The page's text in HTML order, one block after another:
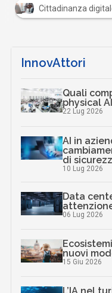
Cittadinanza
InnovAttori
Quali
physical
22 Lug 2026
AI in
di
10 Lug 2026
Data
06 Lug 2026
nuovi
15 Giu 2026